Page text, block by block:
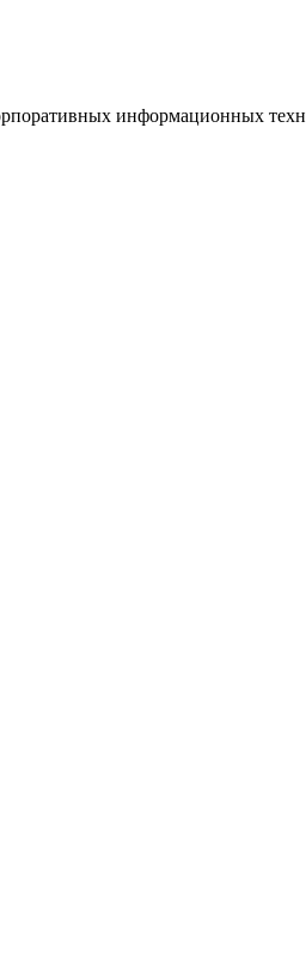
информационных